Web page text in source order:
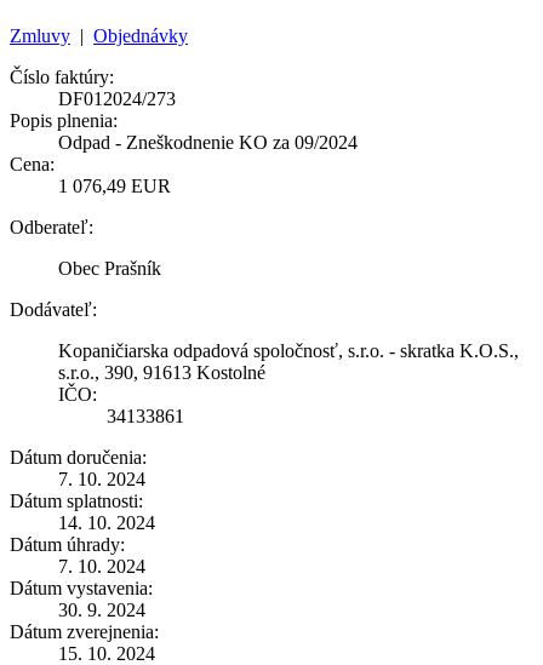
Zmluvy | Objednávky
Číslo faktúry:
DF012024/273
Popis plnenia:
Odpad - Zneškodnenie KO za 09/2024
Cena:
1 076,49 EUR
Odberateľ:
Obec Prašník
Dodávateľ:
Kopaničiarska odpadová spoločnosť, s.r.o. - skratka K.O.S.,
s.r.o., 390, 91613 Kostolné
IČO:
34133861
Dátum doručenia:
7. 10. 2024
Dátum splatnosti:
14. 10. 2024
Dátum úhrady:
7. 10. 2024
Dátum vystavenia:
30. 9. 2024
Dátum zverejnenia:
15. 10. 2024